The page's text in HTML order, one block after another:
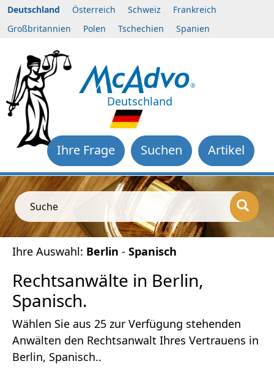
Deutschland Österreich Schweiz
Frankreich
Großbritannien
Polen Tschechien Spanien
Deutschland
Artikel
Suchen
Ihre Frage
Suche
Ihre Auswahl: Berlin - Spanisch
Rechtsanwälte in Berlin,
Spanisch.
Wählen Sie aus 25 zur Verfügung stehenden
Anwälten den Rechtsanwalt Ihres Vertrauens in
Berlin, Spanisch..